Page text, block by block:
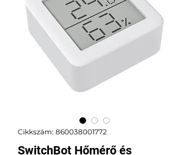
Cikkszám: 860038001772
SwitchBot Hőmérő és